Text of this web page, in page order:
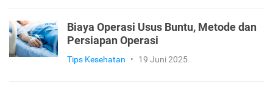
Biaya Operasi Usus Buntu, Metode dan
Persiapan Operasi
Tips Kesehatan • 19 Juni 2025